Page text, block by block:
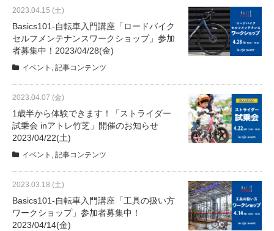
その他
お問い合わせ
個人情報保護
2023.04.15 (土)
Basics101-自転車入門講座「ロードバイク
セルフメンテナンスワークショップ」参加
者募集中！2023/04/28(金)
イベント 記事コンテンツ
2023.04.07 (金)
1歳半から体験できます！「ストライダー
試乗会 inアトレ竹芝」開催のお知らせ
2023/04/22(土)
イベント 記事コンテンツ
2023.03.18 (土)
Basics101-自転車入門講座「工具の扱い方
ワークショップ」参加者募集中！
2023/04/14(金)